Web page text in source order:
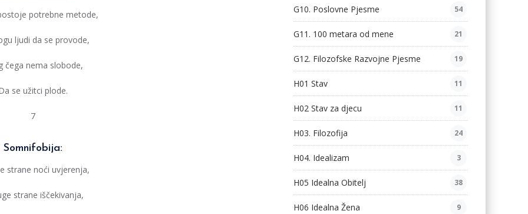
potrebne metode,
ljudi da se provode,
čega nema slobode,
se užitci plode.
7
Somnifobija:
strane noći uvjerenja,
strane iščekivanja,
G10. Poslovne Pjesme 54
G11. 100 metara od mene 21
G12. Filozofske Razvojne Pjesme 19
H01 Stav 11
H02 Stav za djecu 11
H03. Filozofija 24
H04. Idealizam 3
H05 Idealna Obitelj 38
H06 Idealna Žena 9